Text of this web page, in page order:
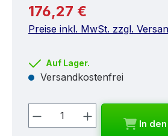
Regulärer Preis:
176,27 €
Preise inkl. MwSt. zzgl.
Auf Lager.
Versandkostenfrei
Produkt Anzahl: Gib
In